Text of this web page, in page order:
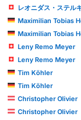
レオニダス・ステル
Maximilian Tobias
Maximilian Tobias
Leny Remo Meyer
Leny Remo Meyer
Tim Köhler
Tim Köhler
Christopher Olivier
Christopher Olivier